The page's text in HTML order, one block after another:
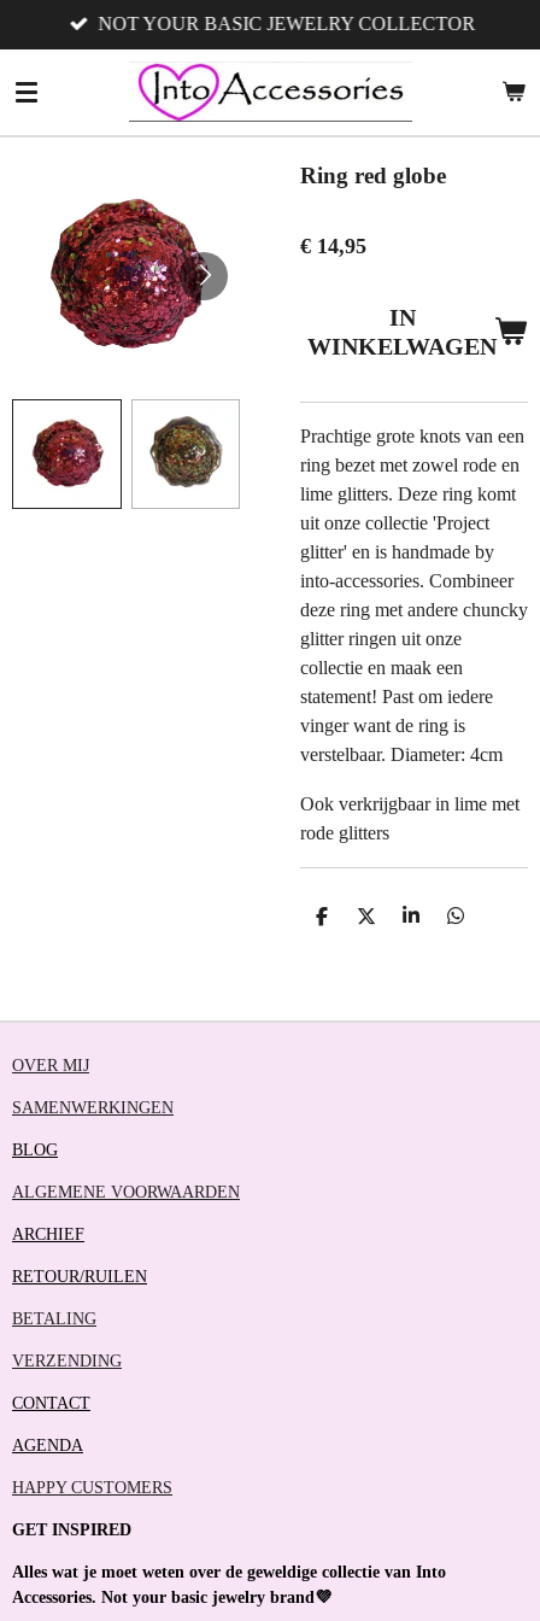
direct
naar
hoofdinhoud
NOT YOUR BASIC JEWELRY COLLECTOR
Ring red globe
€ 14,95
IN
WINKELWAGEN
Prachtige grote knots van een
ring bezet met zowel rode en
lime glitters. Deze ring komt
uit onze collectie 'Project
glitter' en is handmade by
into-accessories. Combineer
deze ring met andere chuncky
glitter ringen uit onze
collectie en maak een
statement! Past om iedere
vinger want de ring is
verstelbaar. Diameter: 4cm
Ook verkrijgbaar in lime met
rode glitters
D
D
S
D
OVER MIJ
SAMENWERKINGEN
BLOG
ALGEMENE VOORWAARDEN
ARCHIEF
RETOUR/RUILEN
BETALING
VERZENDING
CONTACT
AGENDA
HAPPY CUSTOMERS
GET INSPIRED
Alles wat je moet weten over de geweldige collectie van Into
Accessories. Not your basic jewelry brand💜